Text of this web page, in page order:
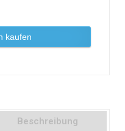
kaufen
Beschreibung